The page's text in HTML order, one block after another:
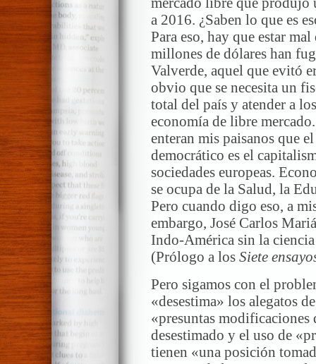
a 2016. ¿Saben lo que es
Para eso, hay que estar
millones de dólares han
Valverde, aquel que evitó
obvio que se necesita un
total del país y atender a
economía de libre
enteran mis paisanos que
democrático es el
sociedades europeas.
se ocupa de la Salud, la
Pero cuando digo eso, a
embargo, José Carlos
Indo-América sin la
(Prólogo a los Siete
Pero sigamos con el
«desestima» los alegatos
«presuntas modificaciones
desestimado y el uso de
tienen «una posición